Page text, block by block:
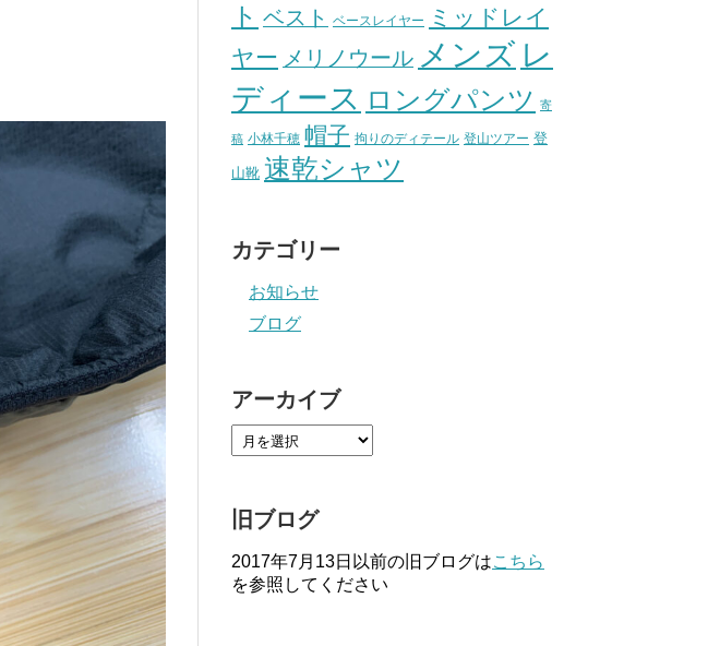
ト ベスト ベースレイヤー
ミッドレイ
ヤー メリノウール メンズ レ
ディース ロングパンツ 寄
稿 小林千穂 帽子 拘りのディテール 登山ツアー 登
山靴 速乾シャツ
カテゴリー
お知らせ
ブログ
アーカイブ
旧ブログ
2017年7月13日以前の旧ブログはこちら
を参照してください